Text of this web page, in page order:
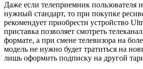
Даже если телеприемник пользователя
нужный стандарт, то при покупке
рекомендует приобрести устройство
приставка позволяет смотреть
формате, а при смене телевизора на
модель не нужно будет тратиться на
лишь оформить подписку на другой